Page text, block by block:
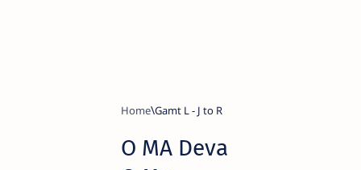
Home Gamt L - J to R
O MA Deva